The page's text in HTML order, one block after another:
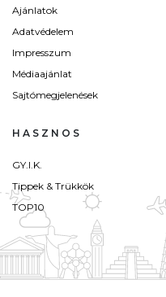
Ajánlatok
Adatvédelem
Impresszum
Médiaajánlat
Sajtómegjelenések
HASZNOS
GY.I.K.
Tippek & Trükkök
TOP10